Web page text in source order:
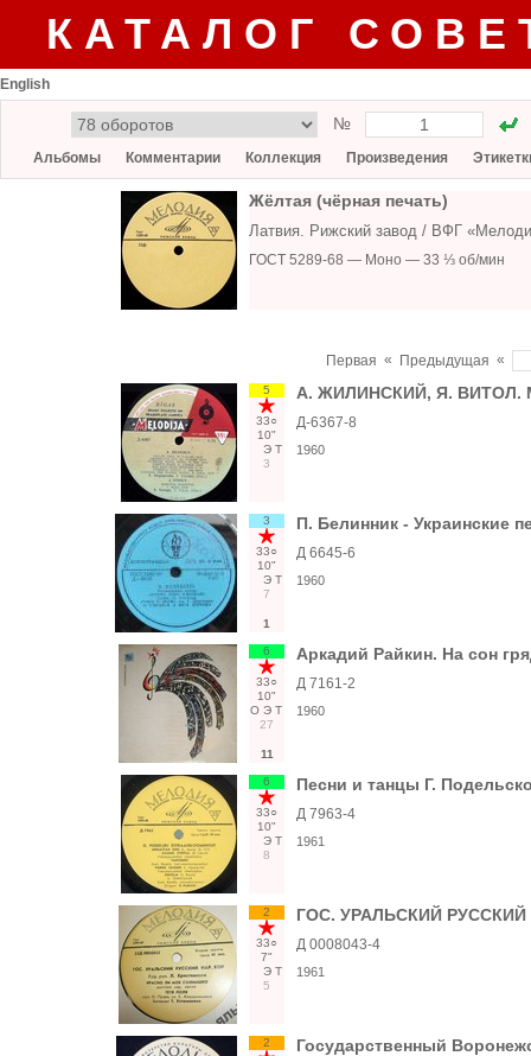
КАТАЛОГ
English
№
Альбомы Комментарии Коллекция Произведения
Жёлтая (чёрная печать)
Латвия. Рижский завод / ВФГ
ГОСТ 5289-68 — Моно — 33 ⅓ об/мин
Первая « Предыдущая «
5
33○
10"
Э Т
3
А. ЖИЛИНСКИЙ, Я. ВИТОЛ.
Д-6367-8
1960
3
33○
10"
Э Т
7
1
П. Белинник - Украинские
Д 6645-6
1960
6
33○
10"
О Э Т
27
11
Аркадий Райкин. На сон
Д 7161-2
1960
6
33○
10"
Э Т
8
Песни и танцы Г.
Д 7963-4
1961
2
33○
7"
Э Т
5
ГОС. УРАЛЬСКИЙ РУССКИЙ
Д 0008043-4
1961
2 Государственный